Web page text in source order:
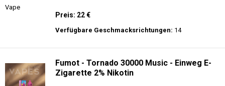
Preis: 22 €
Verfügbare Geschmacksrichtungen: 14
Fumot - Tornado 30000 Music - Einweg E-
Zigarette 2% Nikotin